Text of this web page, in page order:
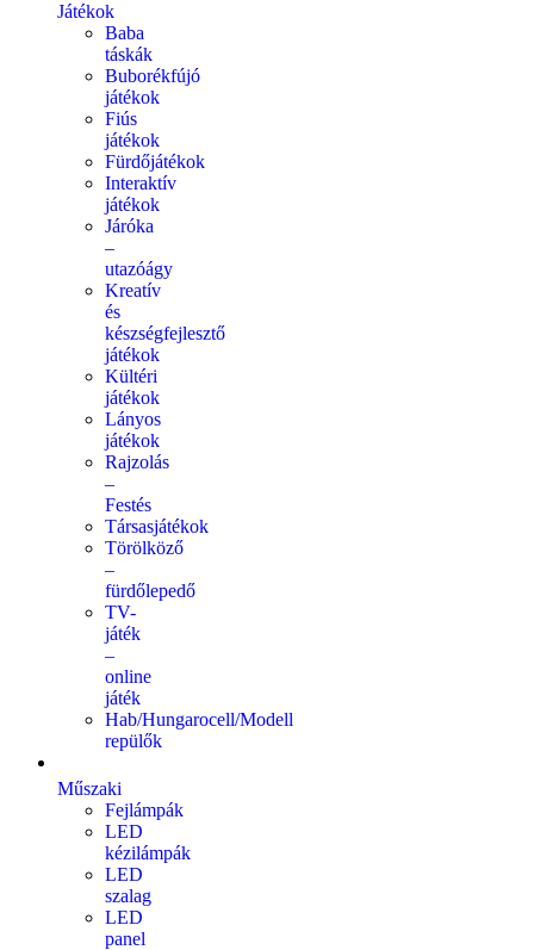
Játékok
Baba
táskák
Buborékfújó
játékok
Fiús
játékok
Fürdőjátékok
Interaktív
játékok
Járóka
–
utazóágy
Kreatív
és
készségfejlesztő
játékok
Kültéri
játékok
Lányos
játékok
Rajzolás
–
Festés
Társasjátékok
Törölköző
–
fürdőlepedő
TV-
játék
–
online
játék
Hab/Hungarocell/Modell
repülők
Műszaki
Fejlámpák
LED
kézilámpák
LED
szalag
LED
panel